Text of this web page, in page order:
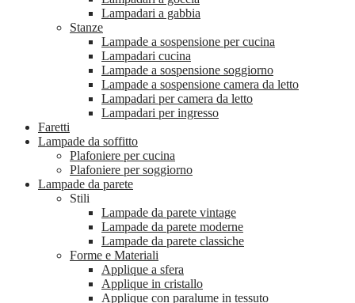
Lampadari a gabbia
Stanze
Lampade a sospensione per cucina
Lampadari cucina
Lampade a sospensione soggiorno
Lampade a sospensione camera da letto
Lampadari per camera da letto
Lampadari per ingresso
Faretti
Lampade da soffitto
Plafoniere per cucina
Plafoniere per soggiorno
Lampade da parete
Stili
Lampade da parete vintage
Lampade da parete moderne
Lampade da parete classiche
Forme e Materiali
Applique a sfera
Applique in cristallo
Applique con paralume in tessuto